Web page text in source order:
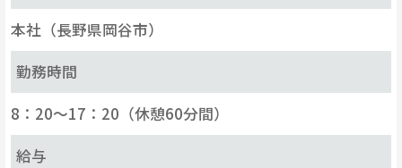
本社（長野県岡谷市）
勤務時間
8：20～17：20（休憩60分間）
給与